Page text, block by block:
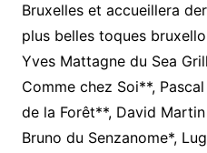
Bruxelles et accueillera
plus belles toques
Yves Mattagne du Sea
Comme chez Soi**,
de la Forêt**, David
Bruno du Senzanome*,